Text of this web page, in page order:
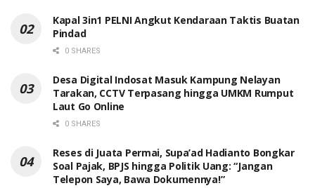
Kapal 3in1 PELNI Angkut Kendaraan Taktis Buatan
Pindad
0 SHARES
Desa Digital Indosat Masuk Kampung Nelayan
Tarakan, CCTV Terpasang hingga UMKM Rumput
Laut Go Online
0 SHARES
Reses di Juata Permai, Supa’ad Hadianto Bongkar
Soal Pajak, BPJS hingga Politik Uang: “Jangan
Telepon Saya, Bawa Dokumennya!”